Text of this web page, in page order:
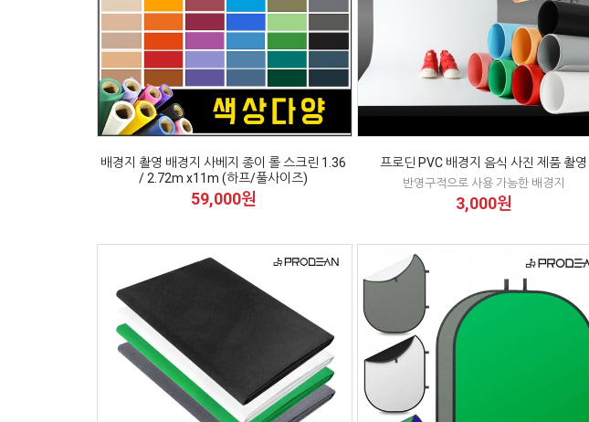
배경지 촬영 배경지 사베지 종이 롤 스크린 1.36
/ 2.72m x11m (하프/풀사이즈)
59,000원
프로딘 PVC 배경지 음식 사진 제품 촬영
반영구적으로 사용 가능한 배경지
3,000원